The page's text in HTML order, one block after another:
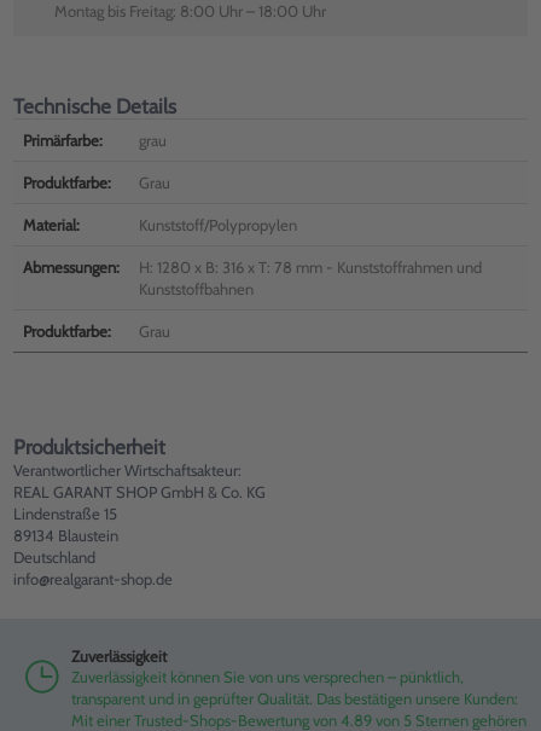
Montag bis Freitag: 8:00 Uhr – 18:00 Uhr
Technische Details
Primärfarbe: grau
Produktfarbe: Grau
Material: Kunststoff/Polypropylen
Abmessungen:
H: 1280 x B: 316 x T: 78 mm - Kunststoffrahmen und
Kunststoffbahnen
Produktfarbe: Grau
Produktsicherheit
Verantwortlicher Wirtschaftsakteur:
REAL GARANT SHOP GmbH & Co. KG
Lindenstraße 15
89134 Blaustein
Deutschland
info@realgarant-shop.de
Zuverlässigkeit
Zuverlässigkeit können Sie von uns versprechen – pünktlich,
transparent und in geprüfter Qualität. Das bestätigen unsere Kunden:
Mit einer Trusted-Shops-Bewertung von 4.89 von 5 Sternen gehören